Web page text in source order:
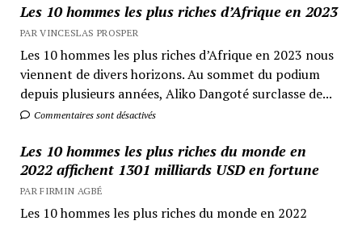
Les 10 hommes les plus riches d’Afrique en 2023
PAR VINCESLAS PROSPER
Les 10 hommes les plus riches d’Afrique en 2023 nous
viennent de divers horizons. Au sommet du podium
depuis plusieurs années, Aliko Dangoté surclasse de...
Commentaires sont désactivés
Les 10 hommes les plus riches du monde en
2022 affichent 1301 milliards USD en fortune
PAR FIRMIN AGBÉ
Les 10 hommes les plus riches du monde en 2022